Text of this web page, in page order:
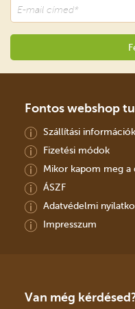
Fontos webshop
Szállítási információk
Fizetési módok
Mikor kapom meg a
ÁSZF
Adatvédelmi
Impresszum
Van még